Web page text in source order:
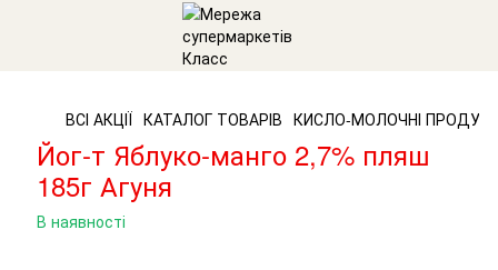
ВСІ АКЦІЇ КАТАЛОГ ТОВАРІВ КИСЛО-МОЛОЧНІ
Йог-т Яблуко-манго 2,7% пляш
185г Агуня
В наявності